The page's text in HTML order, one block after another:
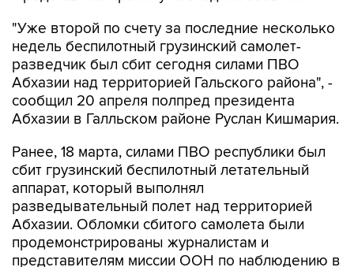
"Уже второй по счету за последние несколько
недель беспилотный грузинский самолет-
разведчик был сбит сегодня силами ПВО
Абхазии над территорией Гальского района", -
сообщил 20 апреля полпред президента
Абхазии в Галльском районе Руслан Кишмария.
Ранее, 18 марта, силами ПВО республики был
сбит грузинский беспилотный летательный
аппарат, который выполнял
разведывательный полет над территорией
Абхазии. Обломки сбитого самолета были
продемонстрированы журналистам и
представителям миссии ООН по наблюдению в